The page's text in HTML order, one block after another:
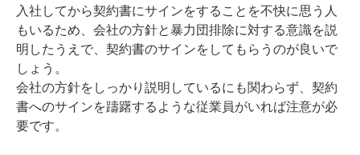
入社してから契約書にサインをすることを不快に思う人
もいるため、会社の方針と暴力団排除に対する意識を説
明したうえで、契約書のサインをしてもらうのが良いで
しょう。
会社の方針をしっかり説明しているにも関わらず、契約
書へのサインを躊躇するような従業員がいれば注意が必
要です。